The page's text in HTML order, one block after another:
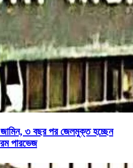
৩ বছর পর জেলমুক্ত হচ্ছেন
পারভেজ